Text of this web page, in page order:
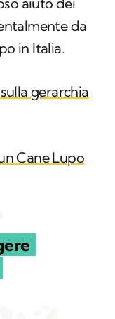
da
in Italia.
gerarchia
Cane Lupo